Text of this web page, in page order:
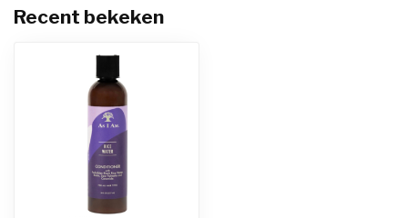
Recent bekeken